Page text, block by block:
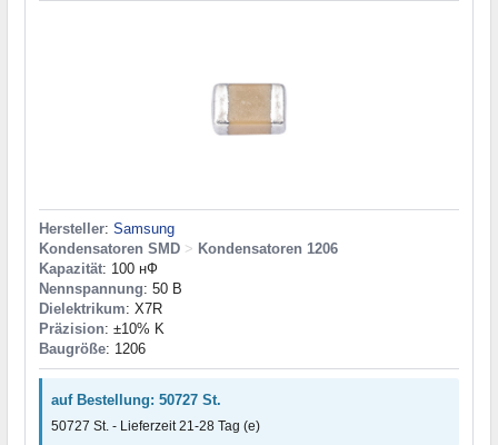
Hersteller: Samsung
Kondensatoren SMD > Kondensatoren 1206
Kapazität: 100 нФ
Nennspannung: 50 В
Dielektrikum: X7R
Präzision: ±10% K
Baugröße: 1206
auf Bestellung: 50727 St.
50727 St. - Lieferzeit 21-28 Tag (e)